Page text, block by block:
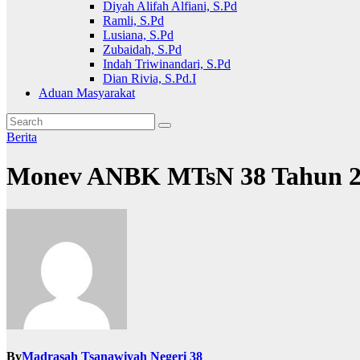
Diyah Alifah Alfiani, S.Pd
Ramli, S.Pd
Lusiana, S.Pd
Zubaidah, S.Pd
Indah Triwinandari, S.Pd
Dian Rivia, S.Pd.I
Aduan Masyarakat
Berita
Monev ANBK MTsN 38 Tahun
ByMadrasah Tsanawiyah Negeri 38